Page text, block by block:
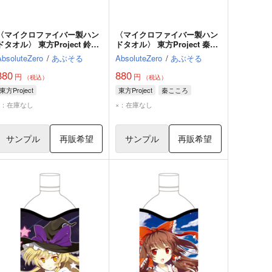
マイクロファイバー製ハン
タオル〉 東方Project 鈴
・優曇華院・イナバ
/ あぶそる
円 （税込）
東方Project
在庫なし
サンプル 再販希望
〈マイクロファイバー製ハン
ドタオル〉 東方Project 秦こ
ころ
AbsoluteZero / あぶそる
880 円 （税込）
東方Project
秦こころ
×：在庫なし
サンプル 再販希望